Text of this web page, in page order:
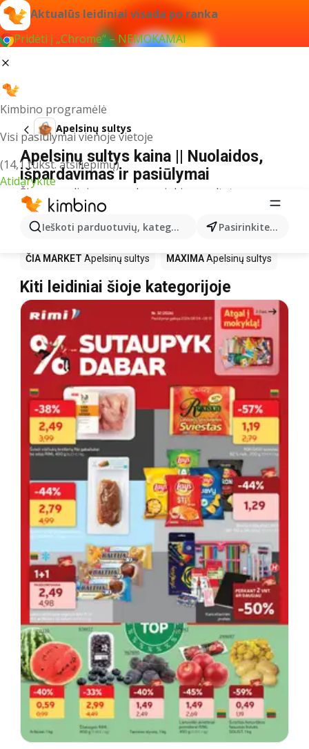
Aktualūs leidiniai visada po ranka
Pridėti į „Chrome“ – NEMOKAMAI
Kimbino programėlė
Visi pasiūlymai vienoje vietoje
(14,1 tūkst. atsiliepimų)
Atidarykite
Ieškoti parduotuvių, kategorijų, produktų... Pasirinkite miestą
Apelsinų sultys
Apelsinų sultys kaina || Nuolaidos,
išpardavimas ir pasiūlymai
Šiuo pavadinimu neradome jokių rezultatų
Akcija Apelsinų sultys – kur
nusipirkti?
ČIA MARKET Apelsinų sultys MAXIMAApelsinų sultys
Kiti leidiniai šioje kategorijoje